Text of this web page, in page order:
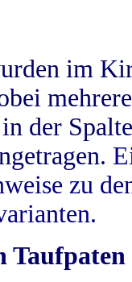
im
der
zu
Taufpaten